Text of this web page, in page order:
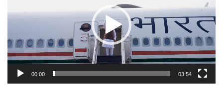
00:00 03:54